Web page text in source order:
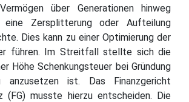
über Generationen hinweg
eine Zersplitterung oder Aufteilung
Dies kann zu einer Optimierung der
führen. Im Streitfall stellte sich die
Höhe Schenkungsteuer bei Gründung
anzusetzen ist. Das Finanzgericht
(FG) musste hierzu entscheiden. Die